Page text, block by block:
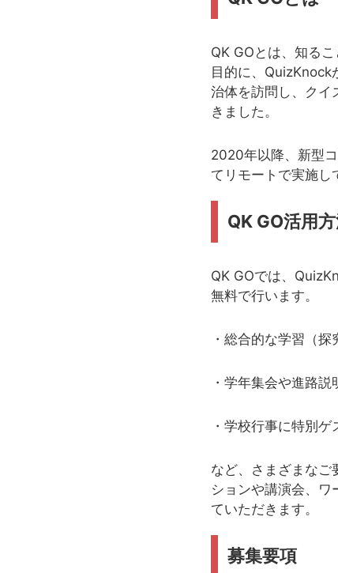
QK GOとは、知る
目的に、QuizKnock
治体を訪問し、クイ
きました。
2020年以降、新型
てリモートで実施し
QK GO活用
QK GOでは、
無料で行います。
・総合的な学習（
・学年集会や進路
・学校行事に特別ゲ
など、さまざまなご
ションや講演会、
ていただきます。
募集要項